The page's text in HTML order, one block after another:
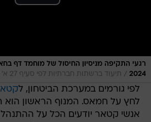
2024
/ תיעוד ברשתות חברתיות לפי סעיף 27 א' לחוק זכויות יוצרים
לפי גורמים במערכת הביטחון, ל
לחץ על חמאס. המנוף הראשון הוא
אנשי קטאר יודעים הכל על